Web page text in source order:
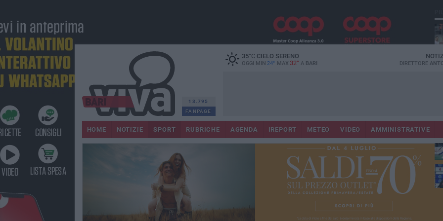
13.795
FANPAGE
35°CCIELO SERENO
OGGI MIN 24° MAX 32° A BARI DIRETTORE
HOME NOTIZIE SPORT RUBRICHE AGENDA IREPORT METEO VIDEO AMMINISTRATIVE